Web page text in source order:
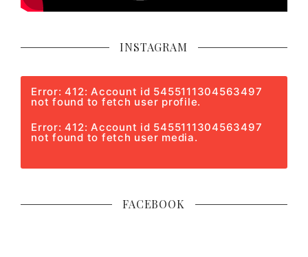
INSTAGRAM
Error: 412: Account id 5455111304563497
not found to fetch user profile.
Error: 412: Account id 5455111304563497
not found to fetch user media.
FACEBOOK